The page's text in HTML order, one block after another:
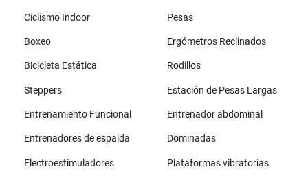
Ciclismo Indoor Pesas
Boxeo Ergómetros Reclinados
Bicicleta Estática Rodillos
Steppers Estación de Pesas Largas
Entrenamiento Funcional Entrenador abdominal
Entrenadores de espalda Dominadas
Electroestimuladores Plataformas vibratorias